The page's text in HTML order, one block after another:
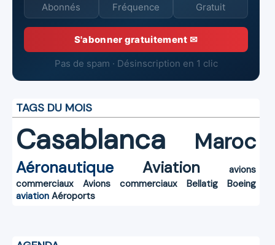
Abonnés
Fréquence
Gratuit
S'abonner gratuitement ✉
Pas de spam · Désinscription en 1 clic
TAGS DU MOIS
Casablanca Maroc
Aéronautique Aviation
avions
commerciaux
Avions commerciaux Bellatig
Boeing
aviation Aéroports